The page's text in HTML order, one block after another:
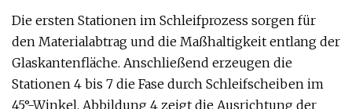
Die ersten Stationen im Schleifprozess sorgen für
den Materialabtrag und die Maßhaltigkeit entlang der
Glaskantenfläche. Anschließend erzeugen die
Stationen 4 bis 7 die Fase durch Schleifscheiben im
45°-Winkel. Abbildung 4 zeigt die Ausrichtung der